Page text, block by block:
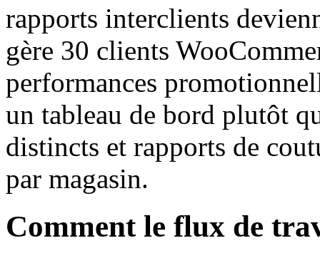
rapports interclients
gère 30 clients
performances
un tableau de bord plutôt
distincts et rapports de
par magasin.
Comment le flux de